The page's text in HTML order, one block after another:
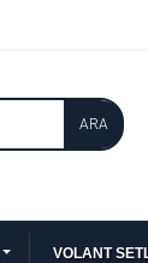
ARA
VOLANT